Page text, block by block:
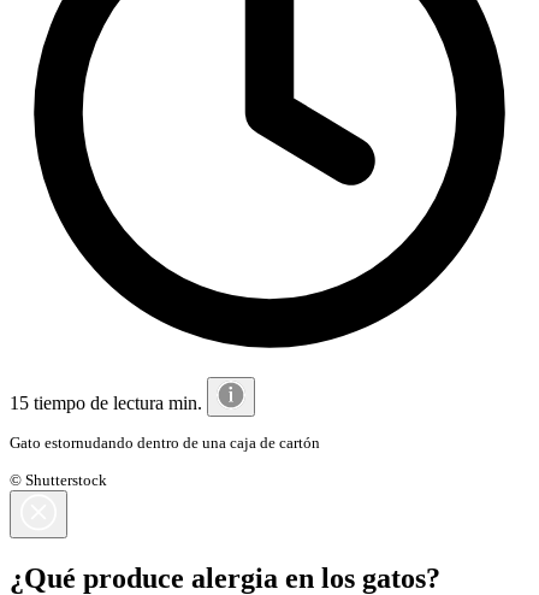
15 tiempo de lectura min.
Gato estornudando dentro de una caja de cartón
© Shutterstock
¿Qué produce alergia en los gatos?